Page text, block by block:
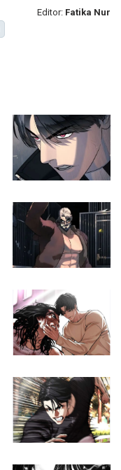
Editor: Fatika Nur